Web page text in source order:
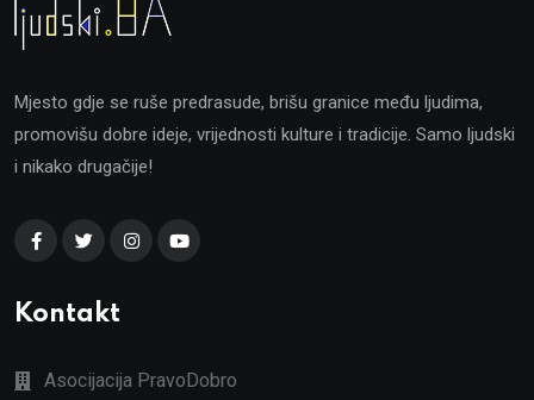
Mjesto gdje se ruše predrasude, brišu granice među ljudima,
promovišu dobre ideje, vrijednosti kulture i tradicije. Samo ljudski
i nikako drugačije!
Kontakt
Asocijacija PravoDobro